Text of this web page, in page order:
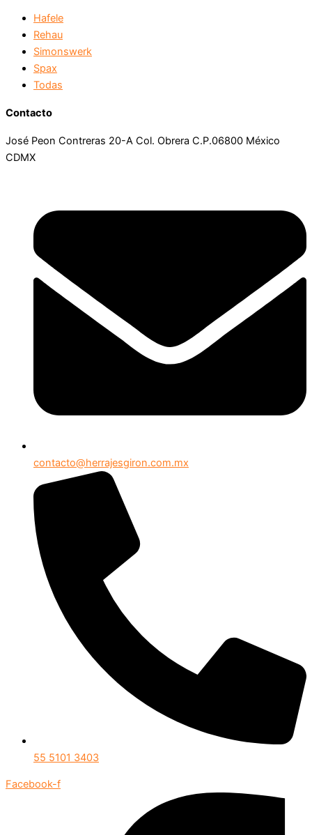
Hafele
Rehau
Simonswerk
Spax
Todas
Contacto
José Peon Contreras 20-A Col. Obrera C.P.06800 México
CDMX
contacto@herrajesgiron.com.mx
55 5101 3403
Facebook-f